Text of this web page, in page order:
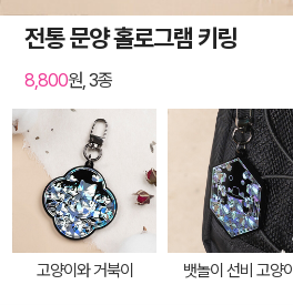
전통 문양 홀로그램 키링
8,800원, 3종
고양이와 거북이 뱃놀이 선비 고양이